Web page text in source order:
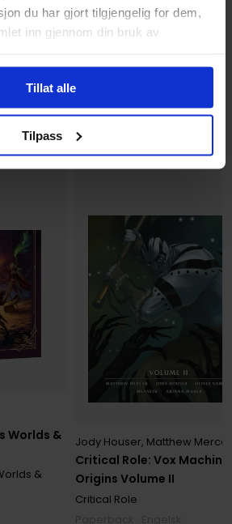
du har gjort tilgjengelig for dem,
inn gjennom din bruk av
Tillat alle
Tilpass
Worlds &
&
Critical Role: Vox Machina
Origins Volume II
Jody Houser, Matthew Mercer
Critical Role
22900
206
På nettlager